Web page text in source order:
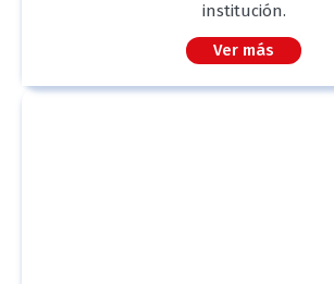
institución.
Ver más